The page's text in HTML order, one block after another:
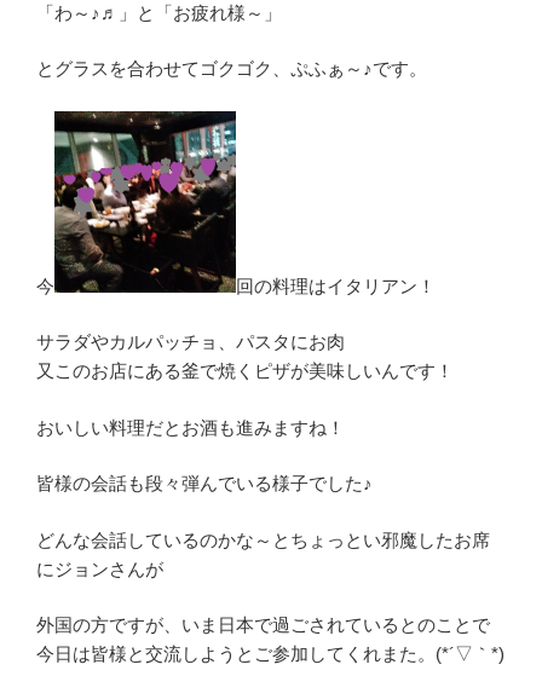
「わ～♪♬」と「お疲れ様～」
とグラスを合わせてゴクゴク、ぷふぁ～♪です。
今 回の料理はイタリアン！
サラダやカルパッチョ、パスタにお肉
又このお店にある釜で焼くピザが美味しいんです！
おいしい料理だとお酒も進みますね！
皆様の会話も段々弾んでいる様子でした♪
どんな会話しているのかな～とちょっとい邪魔したお席
にジョンさんが
外国の方ですが、いま日本で過ごされているとのことで
今日は皆様と交流しようとご参加してくれまた。(*´▽｀*)